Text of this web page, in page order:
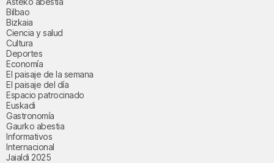
Bilbao
Bizkaia
Ciencia y salud
Cultura
Deportes
Economía
El paisaje de la semana
El paisaje del día
Espacio patrocinado
Euskadi
Gastronomía
Gaurko abestia
Informativos
Internacional
Jaialdi 2025